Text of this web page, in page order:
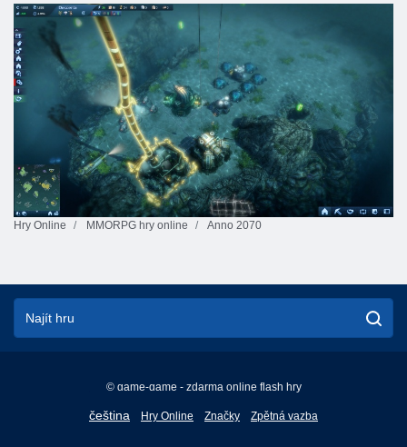
Hry Online MMORPG hry online Anno 2070
© game-game - zdarma online flash hry
čeština
English
Hry Online Značky Zpětná vazba